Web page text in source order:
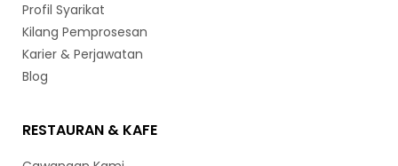
Profil Syarikat
Kilang Pemprosesan
Karier & Perjawatan
Blog
RESTAURAN & KAFE